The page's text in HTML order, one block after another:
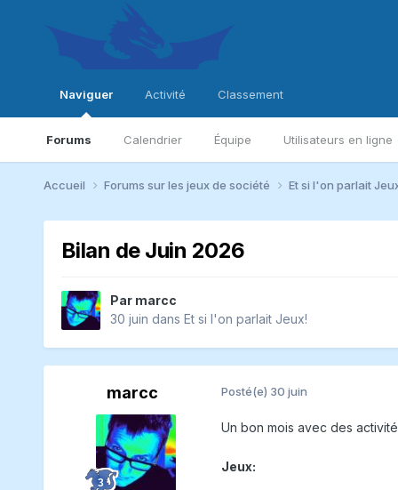
Naviguer
Forums Calendrier Équipe Utilisateurs en ligne
Activité Classement
Accueil Forums sur les jeux de société Et si l'on parlait
Bilan de Juin 2026
Par marcc
30 juin dans Et si l'on parlait Jeux!
marcc Posté(e) 30 juin
Un bon mois avec des
Jeux: